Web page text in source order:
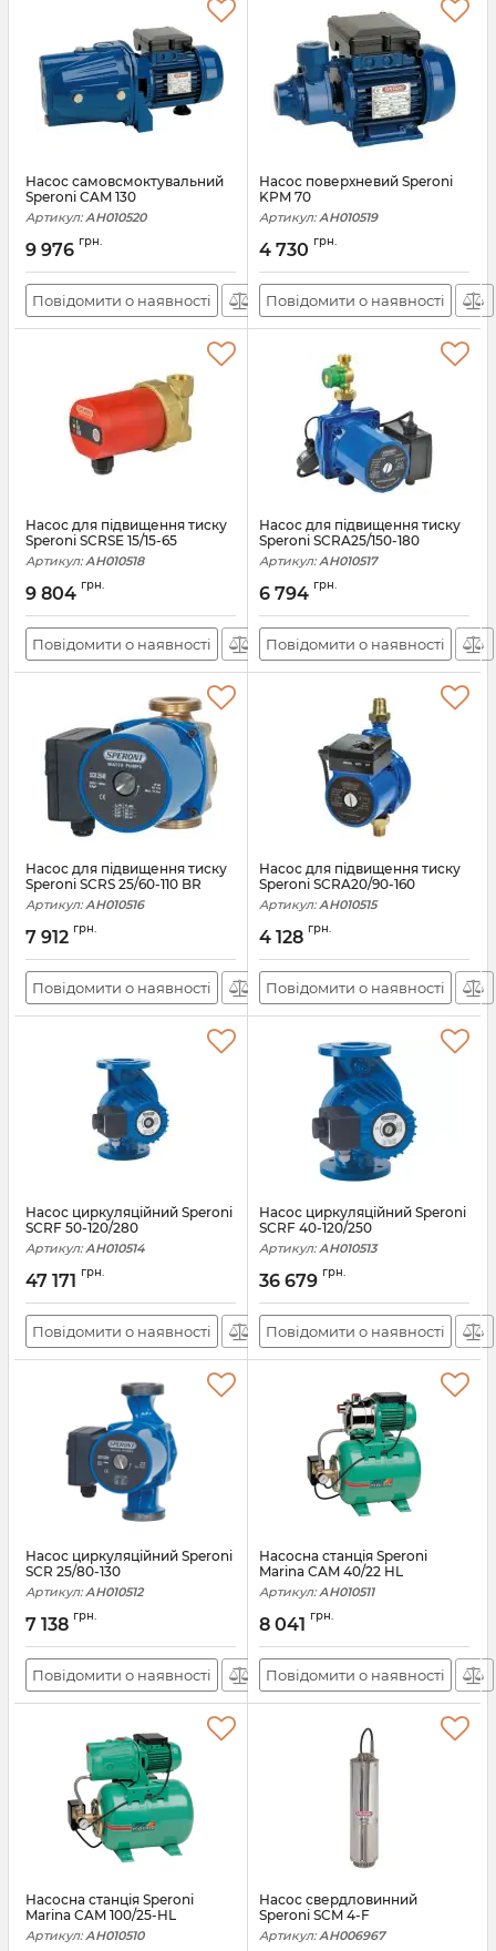
Насос самовсмоктувальний
Speroni CAM 130
Артикул: АН010520
9 976 грн.
Повідомити о наявності
Насос поверхневий Speroni
KPM 70
Артикул: АН010519
4 730 грн.
Повідомити о наявності
Насос для підвищення тиску
Speroni SCRSE 15/15-65
Артикул: АН010518
9 804 грн.
Повідомити о наявності
Насос для підвищення тиску
Speroni SCRA25/150-180
Артикул: АН010517
6 794 грн.
Повідомити о наявності
Насос для підвищення тиску
Speroni SCRS 25/60-110 BR
Артикул: АН010516
7 912 грн.
Повідомити о наявності
Насос для підвищення тиску
Speroni SCRA20/90-160
Артикул: АН010515
4 128 грн.
Повідомити о наявності
Насос циркуляційний Speroni
SCRF 50-120/280
Артикул: АН010514
47 171 грн.
Повідомити о наявності
Насос циркуляційний Speroni
SCRF 40-120/250
Артикул: АН010513
36 679 грн.
Повідомити о наявності
Насос циркуляційний Speroni
SCR 25/80-130
Артикул: АН010512
7 138 грн.
Повідомити о наявності
Насосна станція Speroni
Marina CAM 40/22 HL
Артикул: АН010511
8 041 грн.
Повідомити о наявності
Насосна станція Speroni
Marina CAM 100/25-HL
Артикул: АН010510
Насос свердловинний
Speroni SCM 4-F
Артикул: АН006967